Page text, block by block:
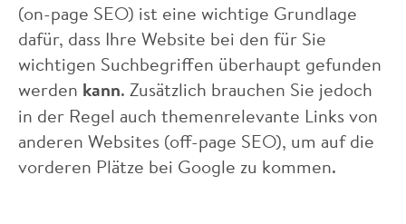
(on-page SEO) ist eine wichtige Grundlage
dafür, dass Ihre Website bei den für Sie
wichtigen Suchbegriffen überhaupt gefunden
werden kann. Zusätzlich brauchen Sie jedoch
in der Regel auch themenrelevante Links von
anderen Websites (off-page SEO), um auf die
vorderen Plätze bei Google zu kommen.